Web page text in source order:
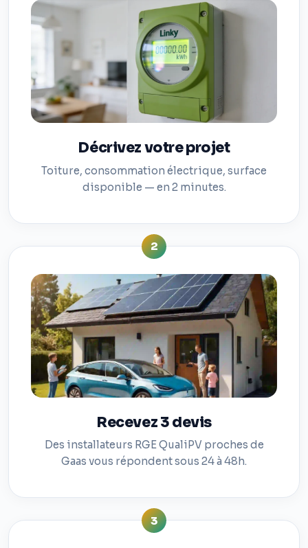
Décrivez votre projet
Toiture, consommation électrique, surface
disponible — en 2 minutes.
2
Recevez 3 devis
Des installateurs RGE QualiPV proches de
Gaas vous répondent sous 24 à 48h.
3